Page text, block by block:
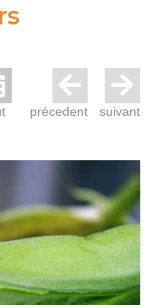
précedent suivant